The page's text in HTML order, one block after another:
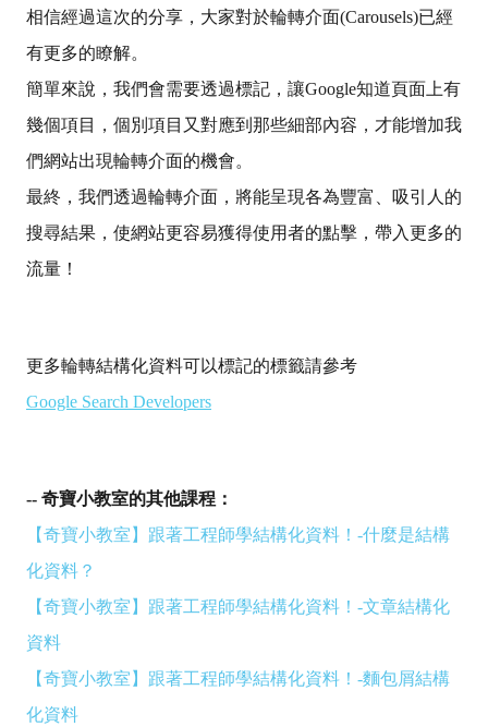
相信經過這次的分享，大家對於輪轉介面(Carousels)已經
有更多的瞭解。
簡單來說，我們會需要透過標記，讓Google知道頁面上有
幾個項目，個別項目又對應到那些細部內容，才能增加我
們網站出現輪轉介面的機會。
最終，我們透過輪轉介面，將能呈現各為豐富、吸引人的
搜尋結果，使網站更容易獲得使用者的點擊，帶入更多的
流量！
更多輪轉結構化資料可以標記的標籤請參考
Google Search Developers
-- 奇寶小教室的其他課程：
【奇寶小教室】跟著工程師學結構化資料！-什麼是結構
化資料？
【奇寶小教室】跟著工程師學結構化資料！-文章結構化
資料
【奇寶小教室】跟著工程師學結構化資料！-麵包屑結構
化資料